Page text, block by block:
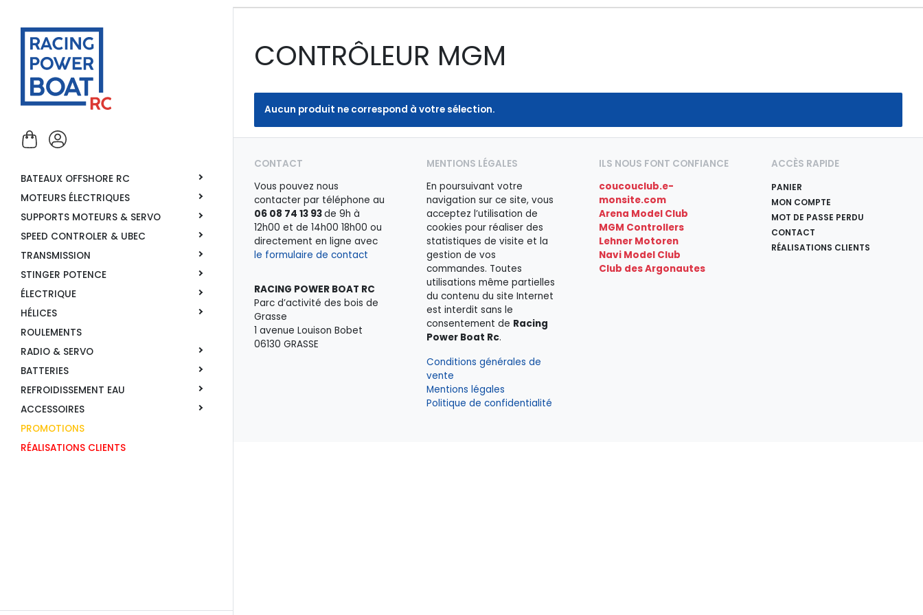
BATEAUX OFFSHORE RC
MOTEURS ÉLECTRIQUES
SUPPORTS MOTEURS & SERVO
SPEED CONTROLER & UBEC
TRANSMISSION
STINGER POTENCE
ÉLECTRIQUE
HÉLICES
ROULEMENTS
RADIO & SERVO
BATTERIES
REFROIDISSEMENT EAU
ACCESSOIRES
PROMOTIONS
RÉALISATIONS CLIENTS
CONTRÔLEUR MGM
Aucun produit ne correspond à votre sélection.
CONTACT
Vous pouvez nous
contacter par téléphone au
06 08 74 13 93de 9h à
12h00 et de 14h00 18h00 ou
directement en ligne avec
le formulaire de contact
RACING POWER BOAT RC
Parc d’activité des bois de
Grasse
1 avenue Louison Bobet
06130 GRASSE
MENTIONS LÉGALES
En poursuivant votre
navigation sur ce site, vous
acceptez l’utilisation de
cookies pour réaliser des
statistiques de visite et la
gestion de vos
commandes. Toutes
utilisations même partielles
du contenu du site Internet
est interdit sans le
consentement de Racing
Power Boat Rc.
Conditions générales de
vente
Mentions légales
Politique de confidentialité
ILS NOUS FONT CONFIANCE
coucouclub.e-
monsite.com
Arena Model Club
MGM Controllers
Lehner Motoren
Navi Model Club
Club des Argonautes
ACCÈS RAPIDE
PANIER
MON COMPTE
MOT DE PASSE PERDU
CONTACT
RÉALISATIONS CLIENTS
[elfsight_cookie_consent id="1"]